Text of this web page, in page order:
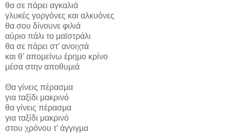
θα σε πάρει αγκαλιά
γλυκές γοργόνες και αλκυόνες
θα σου δίνουνε φιλιά
αύριο πάλι το μαϊστράλι
θα σε πάρει στ’ ανοιχτά
και θ’ απομείνω έρημο κρίνο
μέσα στην αποθυμιά
Θα γίνεις πέρασμα
για ταξίδι μακρινό
θα γίνεις πέρασμα
για ταξίδι μακρινό
στου χρόνου τ’ άγγιγμα